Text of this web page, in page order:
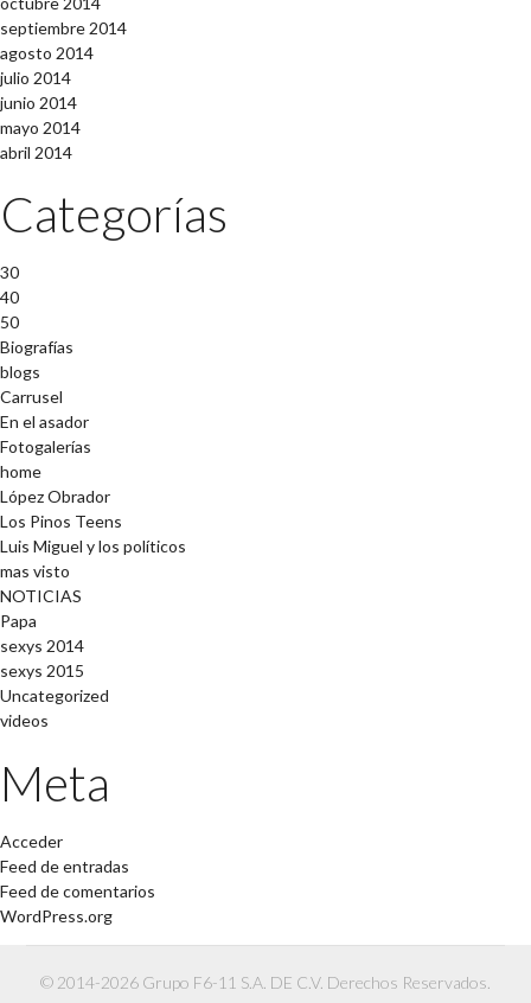
septiembre 2014
agosto 2014
julio 2014
junio 2014
mayo 2014
abril 2014
Categorías
30
40
50
Biografías
blogs
Carrusel
En el asador
Fotogalerías
home
López Obrador
Los Pinos Teens
Luis Miguel y los políticos
mas visto
NOTICIAS
Papa
sexys 2014
sexys 2015
Uncategorized
videos
Meta
Acceder
Feed de entradas
Feed de comentarios
WordPress.org
© 2014-2026 Grupo F6-11 S.A. DE C.V. Derechos Reservados.